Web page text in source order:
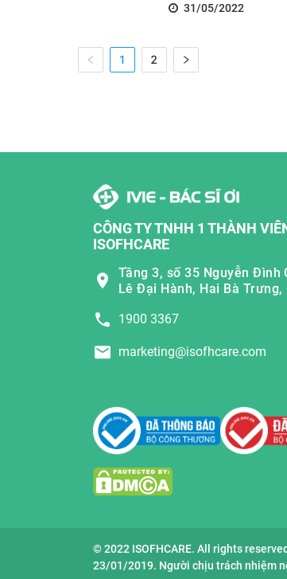
31/05/2022
1 2
CÔNG TY TNHH 1 THÀNH
ISOFHCARE
Tầng 3, số 35 Nguyễn Đình
Lê Đại Hành, Hai Bà Trưng,
1900 3367
marketing@isofhcare.com
© 2022 ISOFHCARE. All rights
23/01/2019. Người chịu trách nhiệm